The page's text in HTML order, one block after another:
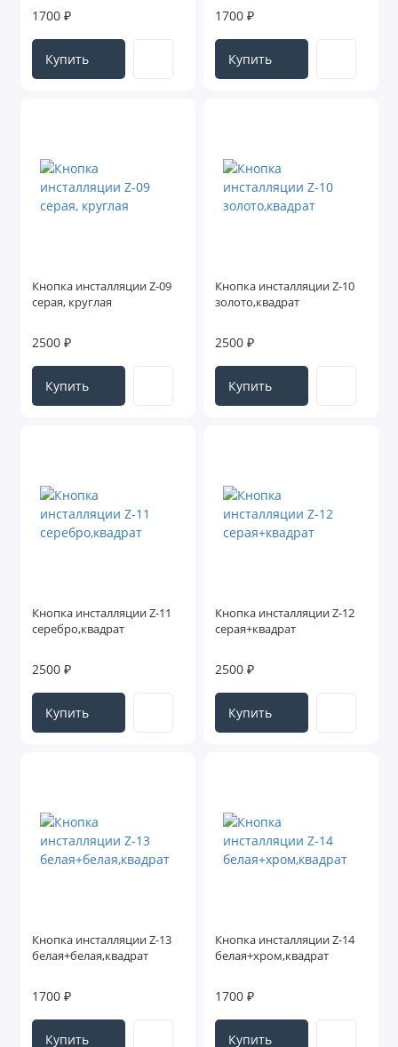
1700 ₽
Купить
1700 ₽
Купить
Кнопка инсталляции Z-09
серая, круглая
2500 ₽
Купить
Кнопка инсталляции Z-10
золото,квадрат
2500 ₽
Купить
Кнопка инсталляции Z-11
серебро,квадрат
2500 ₽
Купить
Кнопка инсталляции Z-12
серая+квадрат
2500 ₽
Купить
Кнопка инсталляции Z-13
белая+белая,квадрат
1700 ₽
Купить
Кнопка инсталляции Z-14
белая+хром,квадрат
1700 ₽
Купить